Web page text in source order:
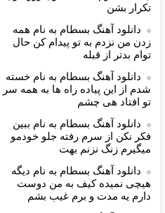
تکرار بشن
دانلود آهنگ بسطام به نام همه
زدن من نزدم به تو پیدام کن حال
توام بدتر از قبله
دانلود آهنگ بسطام به نام خسته
شدم از این پیاده راه ها به همه سر
تو افتاد هی چشم
دانلود آهنگ بسطام به نام ببین
فکر نکن از سرم رفته جلو خودمو
میگیرم زنگ نزنم بهت
دانلود آهنگ بسطام به نام دیگه
هیچی نمیده کیف به من دوست
دارم یه مدت و برم غیب بشم